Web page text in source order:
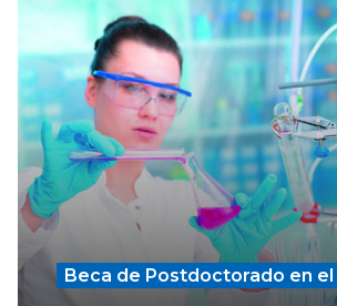
Beca de Postdoctorado en